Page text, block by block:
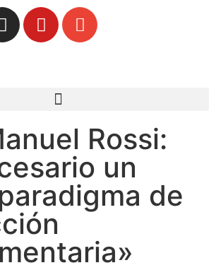
Rossi:
un
de